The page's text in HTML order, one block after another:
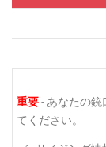
重要- あなたの銃
てください。